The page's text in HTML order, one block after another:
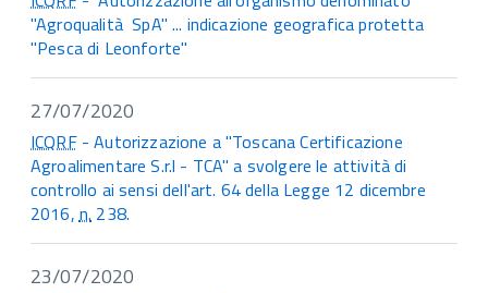
"Agroqualità SpA" ... indicazione geografica protetta
"Pesca di Leonforte"
27/07/2020
ICQRF- Autorizzazione a "Toscana Certificazione
Agroalimentare S.r.l - TCA" a svolgere le attività di
controllo ai sensi dell'art. 64 della Legge 12 dicembre
2016,n. 238.
23/07/2020